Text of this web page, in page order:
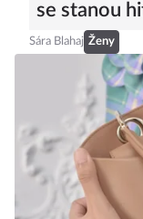
se stanou
Sára Blahaj Ženy